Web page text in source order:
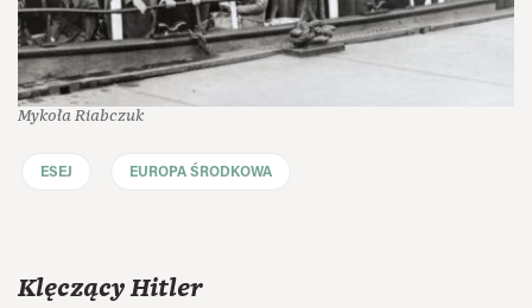
Mykoła Riabczuk
ESEJ EUROPA ŚRODKOWA
Klęczący Hitler